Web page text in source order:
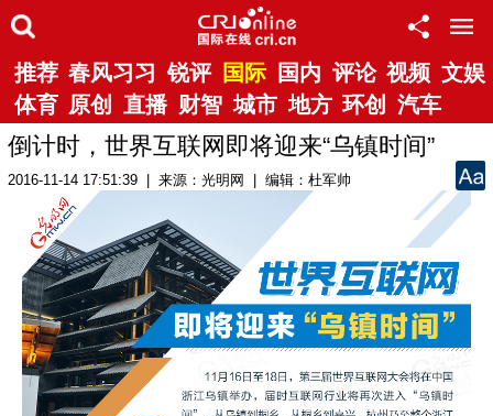
推荐 春风习习 锐评 国际 国内 评论 视频 文娱
体育 原创 直播 财智 城市 地方 环创 汽车
倒计时，世界互联网即将迎来“乌镇时间”
2016-11-14 17:51:39 | 来源：光明网 | 编辑：杜军帅